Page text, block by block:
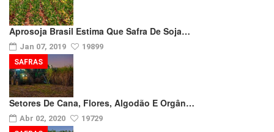
Aprosoja Brasil Estima Que Safra De Soja…
Jan 07, 2019 19899
Setores De Cana, Flores, Algodão E Orgân…
Abr 02, 2020 19729
SAFRAS